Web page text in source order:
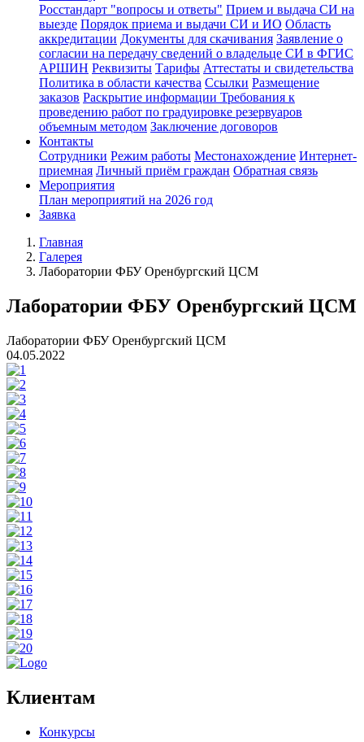
Росстандарт "вопросы и ответы" Прием и выдача СИ на
выезде Порядок приема и выдачи СИ и ИО Область
аккредитации Документы для скачивания Заявление о
согласии на передачу сведений о владельце СИ в ФГИС
АРШИН Реквизиты Тарифы Аттестаты и свидетельства
Политика в области качества Ссылки Размещение
заказов Раскрытие информации Требования к
проведению работ по градуировке резервуаров
объемным методом Заключение договоров
Контакты
Сотрудники Режим работы Местонахождение Интернет-
приемная Личный приём граждан Обратная связь
Мероприятия
План мероприятий на 2026 год
Заявка
Главная
Галерея
Лаборатории ФБУ Оренбургский ЦСМ
Лаборатории ФБУ Оренбургский ЦСМ
Лаборатории ФБУ Оренбургский ЦСМ
04.05.2022
Клиентам
Конкурсы